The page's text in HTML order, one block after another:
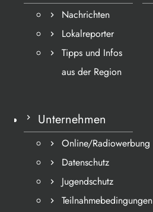
Nachrichten
Lokalreporter
Tipps und Infos
aus der Region
Unternehmen
Online/Radiowerbung
Datenschutz
Jugendschutz
Teilnahmebedingungen